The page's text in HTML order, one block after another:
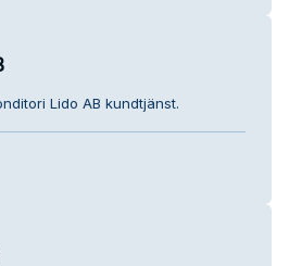
Lido AB kundtjänst.